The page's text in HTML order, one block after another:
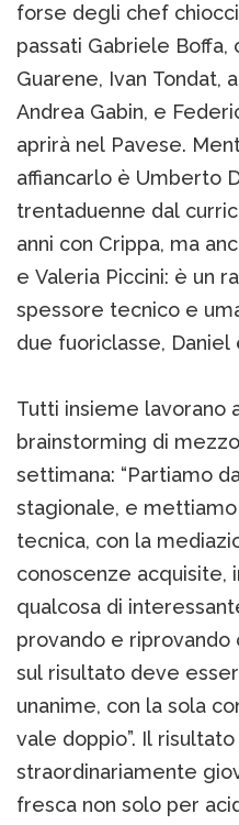
forse degli chef
passati Gabriele Boffa,
Guarene, Ivan Tondat,
Andrea Gabin, e
aprirà nel Pavese.
affiancarlo è Umberto
trentaduenne dal
anni con Crippa, ma
e Valeria Piccini: è un
spessore tecnico e
due fuoriclasse, Daniel
Tutti insieme lavorano
brainstorming di
settimana: “Partiamo
stagionale, e
tecnica, con la
conoscenze acquisite,
qualcosa di
provando e
sul risultato deve
unanime, con la sola
vale doppio”. Il
straordinariamente
fresca non solo per